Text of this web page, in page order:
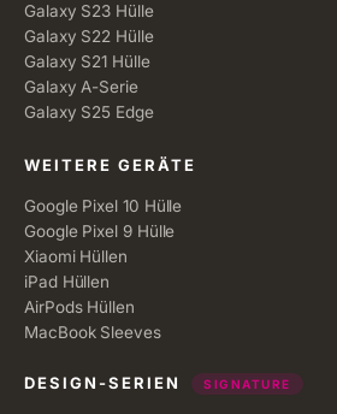
Galaxy S23 Hülle
Galaxy S22 Hülle
Galaxy S21 Hülle
Galaxy A-Serie
Galaxy S25 Edge
WEITERE GERÄTE
Google Pixel 10 Hülle
Google Pixel 9 Hülle
Xiaomi Hüllen
iPad Hüllen
AirPods Hüllen
MacBook Sleeves
DESIGN-SERIEN SIGNATURE